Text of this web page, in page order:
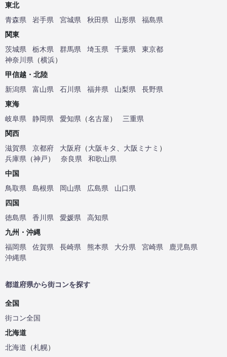
東北
青森県
岩手県 宮城県 秋田県 山形県
福島県
関東
茨城県
栃木県 群馬県 埼玉県 千葉県
東京都
神奈川県 （横浜）
甲信越・北陸
新潟県
富山県 石川県 福井県 山梨県
長野県
東海
岐阜県
静岡県 愛知県 （名古屋）
三重県
関西
滋賀県
京都府 大阪府 （大阪キタ、 大阪ミナミ ）
兵庫県 （神戸） 奈良県
和歌山県
中国
鳥取県
島根県 岡山県 広島県
山口県
四国
徳島県
香川県 愛媛県
高知県
九州・沖縄
福岡県
佐賀県 長崎県 熊本県 大分県 宮崎県
鹿児島県
沖縄県
都道府県から街コンを探す
全国
街コン全国
北海道
北海道 （札幌）